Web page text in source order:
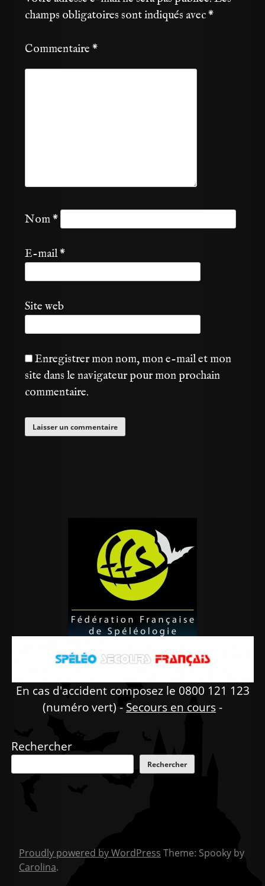
champs obligatoires sont indiqués avec*
Commentaire *
Nom*
E-mail*
Site web
Enregistrer mon nom, mon e-mail et mon
site dans le navigateur pour mon prochain
commentaire.
En cas d'accident composez le 0800 121 123
(numéro vert) - Secours en cours-
Rechercher
Rechercher
Proudly powered by WordPress Theme: Spooky by
Carolina.